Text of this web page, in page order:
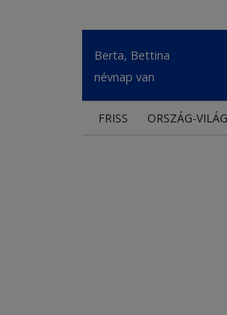
Berta, Bettina
névnap van
FRISS ORSZÁG-VILÁG